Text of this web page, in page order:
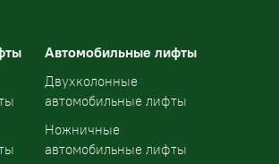
Автомобильные лифты
Двухколонные
автомобильные лифты
Ножничные
автомобильные лифты